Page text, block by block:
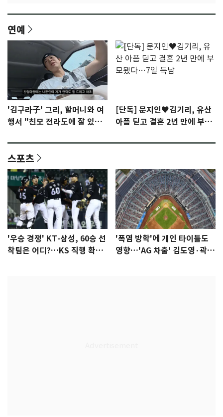
연예
'김구라子' 그리, 할머니와 여
행서 "친모 전라도에 잘 있
[단독] 문지인♥김기리, 유산
아픔 딛고 결혼 2년 만에 부모
스포츠
'우승 경쟁' KT-삼성, 60승 선
착팀은 어디?…KS 직행 확률
'폭염 방학'에 개인 타이틀도
영향…'AG 차출' 김도영·곽빈